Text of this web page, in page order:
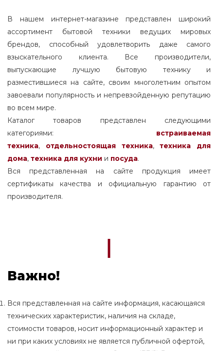
В нашем интернет-магазине представлен широкий
ассортимент бытовой техники ведущих мировых
брендов, способный удовлетворить даже самого
взыскательного клиента. Все производители,
выпускающие лучшую бытовую технику и
разместившиеся на сайте, своим многолетним опытом
завоевали популярность и непревзойденную репутацию
во всем мире.
Каталог товаров представлен следующими
категориями: встраиваемая
техника, отдельностоящаятехника,
техника для
дома, техника для кухни и посуда.
Вся представленная на сайте продукция имеет
сертификаты качества и официальную гарантию от
производителя.
Важно!
Вся представленная на сайте информация, касающаяся
технических характеристик, наличия на складе,
стоимости товаров, носит информационный характер и
ни при каких условиях не является публичной офертой,